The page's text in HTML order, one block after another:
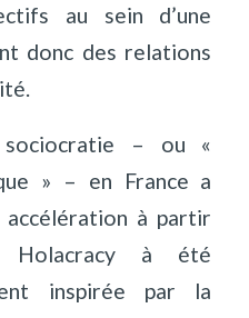
au sein d’une
donc des relations
– ou «
» – en France a
à partir
Holacracy à été
inspirée par la